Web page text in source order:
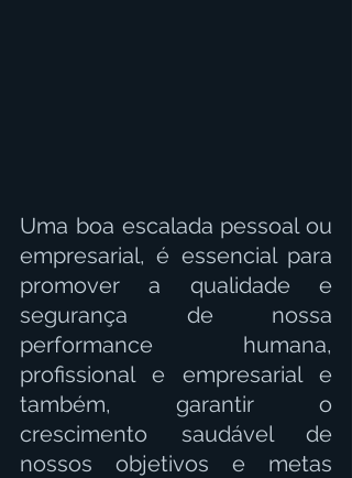
Uma boa escalada pessoal ou
empresarial, é essencial para
promover a qualidade e
segurança de nossa
performance humana,
profissional e empresarial e
também, garantir o
crescimento saudável de
nossos objetivos e metas